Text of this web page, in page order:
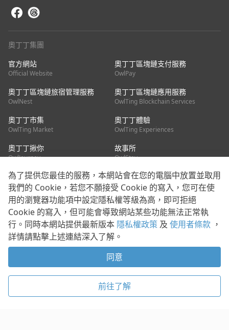
奧丁丁集團
官方網站
Official Website
奧丁丁區塊鏈支付服務
OwlPay
奧丁丁區塊鏈旅宿管理服務
OwlNest
奧丁丁區塊鏈應用服務
OwlTing Blockchain Services
奧丁丁市集
OwlTing Market
奧丁丁體驗
OwlTing Experiences
奧丁丁揪你
OwlJourney
故事所
OwlStay
聯絡我們
客服信箱：mediapartner@owlting.com
服務信箱 / 廣告洽詢：info_owlnews@owlting.com
媒體合作 / 新聞稿提供：mediapartner@owlting.com
本平台之內容符合第三方智慧財產權規範，若有疑慮歡迎來信告
使用者條款 隱私權政策 Cookie 政策
為了提供您最佳的服務，本網站會在您的電腦中放置並取用
我們的 Cookie，若您不願接受 Cookie 的寫入，您可在使
用的瀏覽器功能項中設定隱私權等級為高，即可拒絕
Cookie 的寫入，但可能會導致網站某些功能無法正常執
行。同時本網站提供最新版本 隱私權政策 及 使用者條款 ，
詳情請點擊上述連結深入了解。
同意
前往了解